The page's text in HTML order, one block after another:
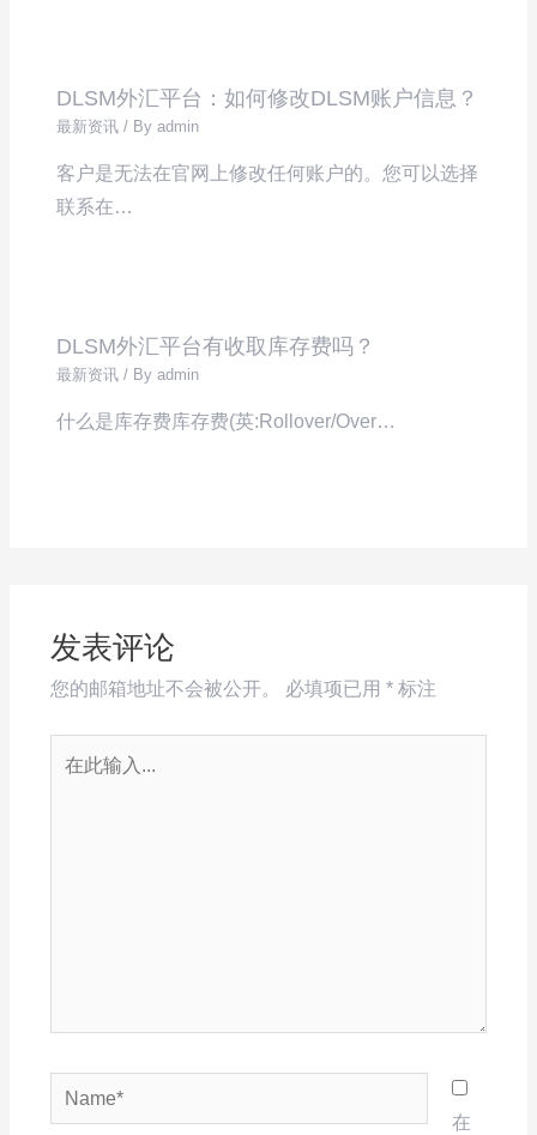
DLSM外汇平台：如何修改DLSM账户信息？
最新资讯 / Byadmin
客户是无法在官网上修改任何账户的。您可以选择
联系在…
DLSM外汇平台有收取库存费吗？
最新资讯 / Byadmin
什么是库存费库存费(英:Rollover/Over…
发表评论
您的邮箱地址不会被公开。 必填项已用 *标注
Name*
在